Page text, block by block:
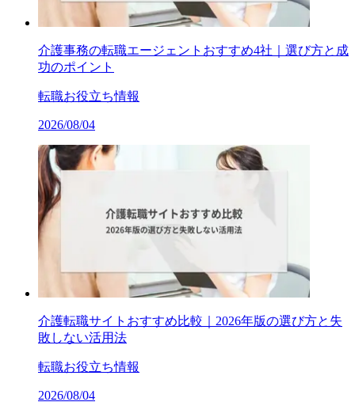
介護事務の転職エージェントおすすめ4社｜選び方と成
功のポイント
転職お役立ち情報
2026/08/04
介護転職サイトおすすめ比較｜2026年版の選び方と失
敗しない活用法
転職お役立ち情報
2026/08/04